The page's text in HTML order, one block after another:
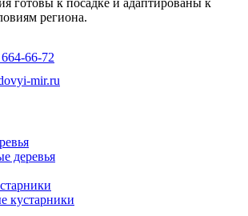
готовы к посадке и адаптированы к
региона.
66-72
mir.ru
деревья
кустарники